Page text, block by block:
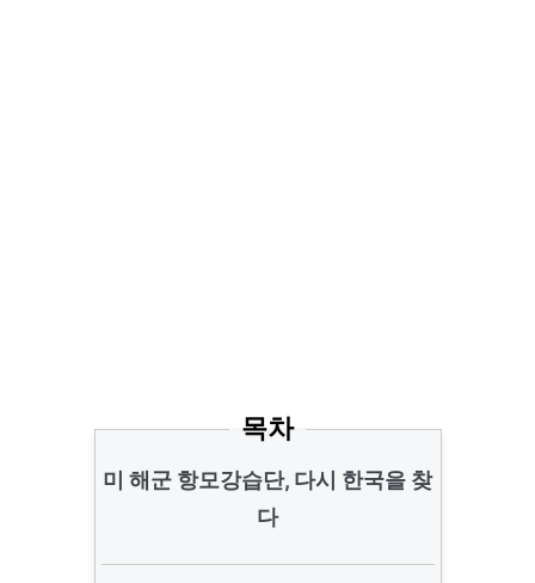
목차
미 해군 항모강습단, 다시 한국을 찾
다